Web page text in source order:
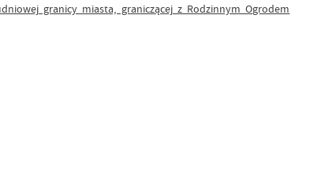
granicy miasta, graniczącej z Rodzinnym Ogrodem